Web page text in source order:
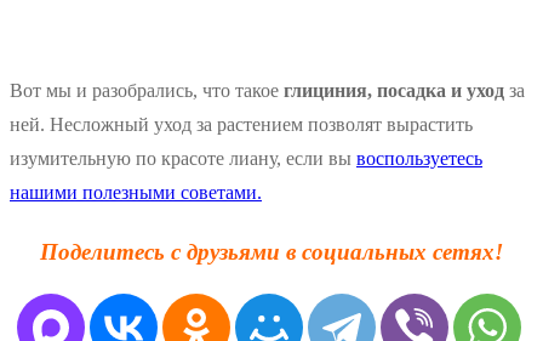
Вот мы и разобрались, что такое глициния, посадка и уход за
ней. Несложный уход за растением позволят вырастить
изумительную по красоте лиану, если вы воспользуетесь
нашими полезными советами.
Поделитесь с друзьями в социальных сетях!